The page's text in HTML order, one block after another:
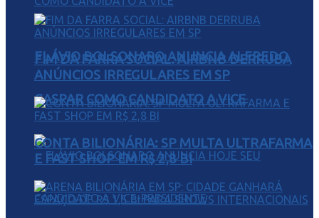
FLÁVIO BOLSONARO ANUNCIA ALFREDO
GASPAR COMO CANDIDATO A VICE
FIM DA FARRA SOCIAL: AIRBNB DERRUBA
ANÚNCIOS IRREGULARES EM SP
CONTA BILIONÁRIA: SP MULTA ULTRAFARMA
E FAST SHOP EM R$ 2,8 BI